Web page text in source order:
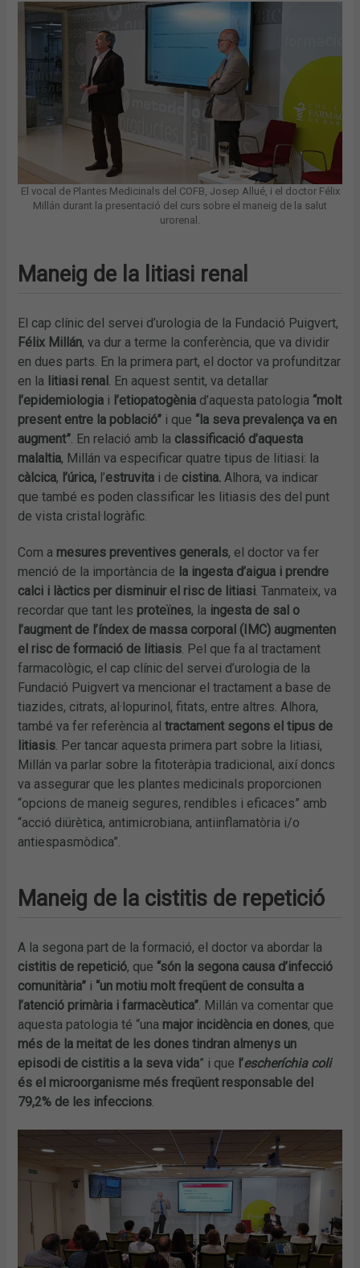
El vocal de Plantes Medicinals del COFB, Josep Allué, i el doctor Félix
Millán durant la presentació del curs sobre el maneig de la salut
urorenal.
Maneig de la litiasi renal
El cap clínic del servei d’urologia de la Fundació Puigvert,
Félix Millán, va dur a terme la conferència, que va dividir
en dues parts. En la primera part, el doctor va profunditzar
en la litiasi renal . En aquest sentit, va detallar
l’epidemiologia i l’etiopatogènia d’aquesta patologia “molt
present entre la població” i que “la seva prevalença va en
augment” . En relació amb la classificació d’aquesta
malaltia, Millán va especificar quatre tipus de litiasi: la
càlcica, l’úrica, l’estruvita i de cistina.Alhora, va indicar
que també es poden classificar les litiasis des del punt
de vista cristal·logràfic.
Com a mesures preventives generals, el doctor va fer
menció de la importància de la ingesta d’aigua i prendre
calci i làctics per disminuir el risc de litiasi. Tanmateix, va
recordar que tant les proteïnes, la ingesta de sal o
l’augment de l’índex de massa corporal (IMC) augmenten
el risc de formació de litiasis. Pel que fa al tractament
farmacològic, el cap clínic del servei d’urologia de la
Fundació Puigvert va mencionar el tractament a base de
tiazides, citrats, al·lopurinol, fitats, entre altres. Alhora,
també va fer referència altractament segons el tipus de
litiasis. Per tancar aquesta primera part sobre la litiasi,
Millán va parlar sobre la fitoteràpia tradicional, així doncs
va assegurar que les plantes medicinals proporcionen
“opcions de maneig segures, rendibles i eficaces” amb
“acció diürètica, antimicrobiana, antiinflamatòria i/o
antiespasmòdica”.
Maneig de la cistitis de repetició
A la segona part de la formació, el doctor va abordar la
cistitis de repetició, que “són la segona causa d’infecció
comunitària” i “un motiu molt freqüent de consulta a
l’atenció primària i farmacèutica”. Millán va comentar que
aquesta patologia té “una major incidència en dones, que
més de la meitat de les dones tindran almenys un
episodi de cistitis a la seva vida” i que l’escheríchia coli
és el microorganisme més freqüent responsable del
79,2% de les infeccions.